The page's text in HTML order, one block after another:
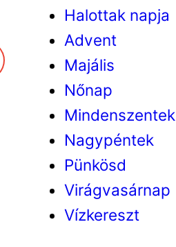
Halottak napja
Advent
Majális
Nőnap
Mindenszentek
Nagypéntek
Pünkösd
Virágvasárnap
Vízkereszt